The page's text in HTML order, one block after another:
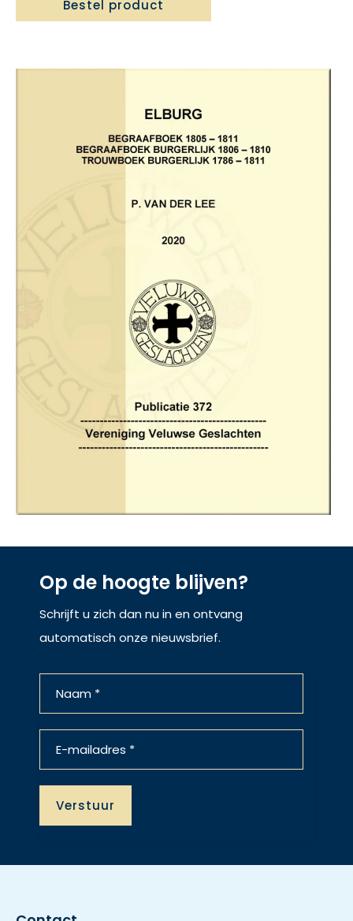
Bestel product
Op de hoogte blijven?
Schrijft u zich dan nu in en ontvang
automatisch onze nieuwsbrief.